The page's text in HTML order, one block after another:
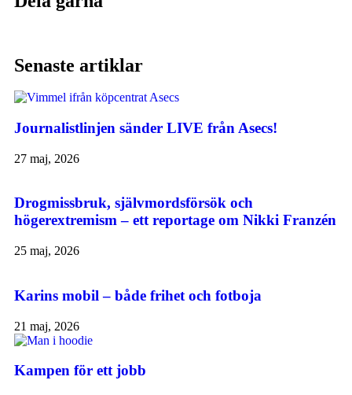
Senaste artiklar
Journalistlinjen sänder LIVE från Asecs!
27 maj, 2026
Drogmissbruk, självmordsförsök och
högerextremism – ett reportage om Nikki Franzén
25 maj, 2026
Karins mobil – både frihet och fotboja
21 maj, 2026
Kampen för ett jobb